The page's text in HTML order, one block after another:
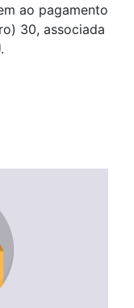
ao pagamento
30, associada